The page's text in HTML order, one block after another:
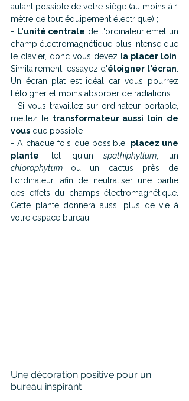
autant possible de votre siège (au moins à 1
mètre de tout équipement électrique) ;
- L'unité centrale de l'ordinateur émet un
champ électromagnétique plus intense que
le clavier, donc vous devez la placer loin.
Similairement, essayez d'éloigner l'écran.
Un écran plat est idéal car vous pourrez
l'éloigner et moins absorber de radiations ;
- Si vous travaillez sur ordinateur portable,
mettez le transformateur aussi loin de
vous que possible ;
- A chaque fois que possible, placez une
plante, tel qu'un spathiphyllum
chlorophytum ou un cactus près de
l'ordinateur, afin de neutraliser une partie
des effets du champs électromagnétique.
Cette plante donnera aussi plus de vie à
votre espace bureau.
Une décoration positive pour un
bureau inspirant